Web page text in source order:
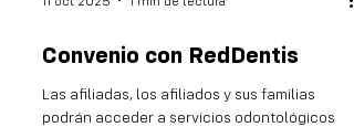
11 oct 2025 1 min de lectura
Convenio con RedDentis